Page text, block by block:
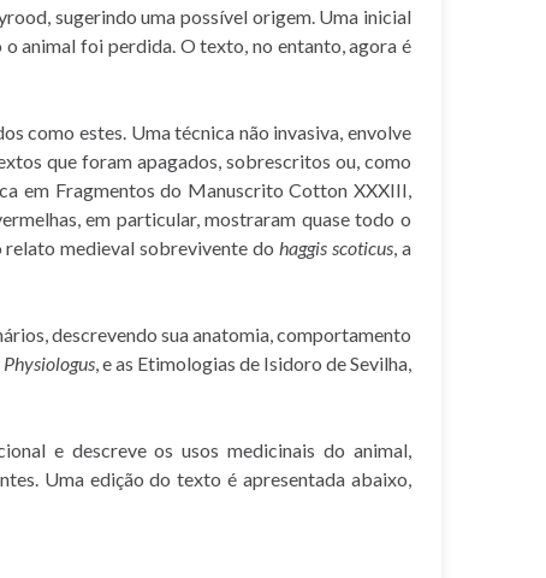
sugerindo uma possível origem. Uma inicial
animal foi perdida. O texto, no entanto, agora é
como estes. Uma técnica não invasiva, envolve
que foram apagados, sobrescritos ou, como
em Fragmentos do Manuscrito Cotton XXXIII,
em particular, mostraram quase todo o
relato medieval sobrevivente dohaggis scoticus, a
descrevendo sua anatomia, comportamento
Physiologus, e as Etimologias de Isidoro de Sevilha,
e descreve os usos medicinais do animal,
Uma edição do texto é apresentada abaixo,